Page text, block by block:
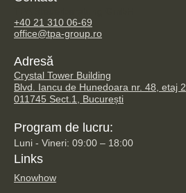
+40 21 310 06-69
office@tpa-group.ro
Adresă
Crystal Tower Building
Blvd. Iancu de Hunedoara nr. 48, etaj 2
011745 Sect.1, București
Program de lucru:
Luni - Vineri: 09:00 – 18:00
Links
Knowhow